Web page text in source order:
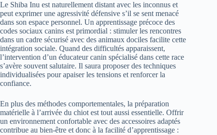
Le Shiba Inu est naturellement distant avec les inconnus et
peut exprimer une agressivité défensive s’il se sent menacé
dans son espace personnel. Un apprentissage précoce des
codes sociaux canins est primordial : stimuler les rencontres
dans un cadre sécurisé avec des animaux dociles facilite cette
intégration sociale. Quand des difficultés apparaissent,
l’intervention d’un éducateur canin spécialisé dans cette race
s’avère souvent salutaire. Il saura proposer des techniques
individualisées pour apaiser les tensions et renforcer la
confiance.
En plus des méthodes comportementales, la préparation
matérielle à l’arrivée du chiot est tout aussi essentielle. Offrir
un environnement confortable avec des accessoires adaptés
contribue au bien-être et donc à la facilité d’apprentissage :